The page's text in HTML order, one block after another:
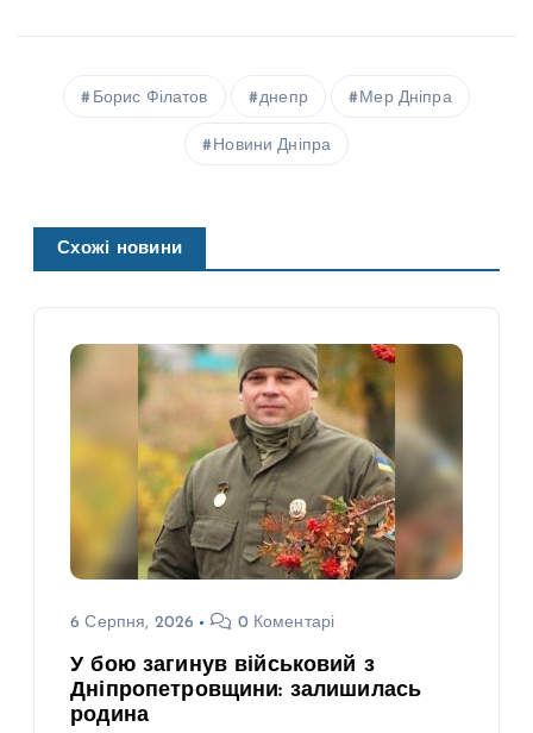
Борис Філатов днепр Мер Дніпра
Новини Дніпра
Схожі новини
6 Серпня, 2026 0 Коментарі
У бою загинув військовий з
Дніпропетровщини: залишилась
родина